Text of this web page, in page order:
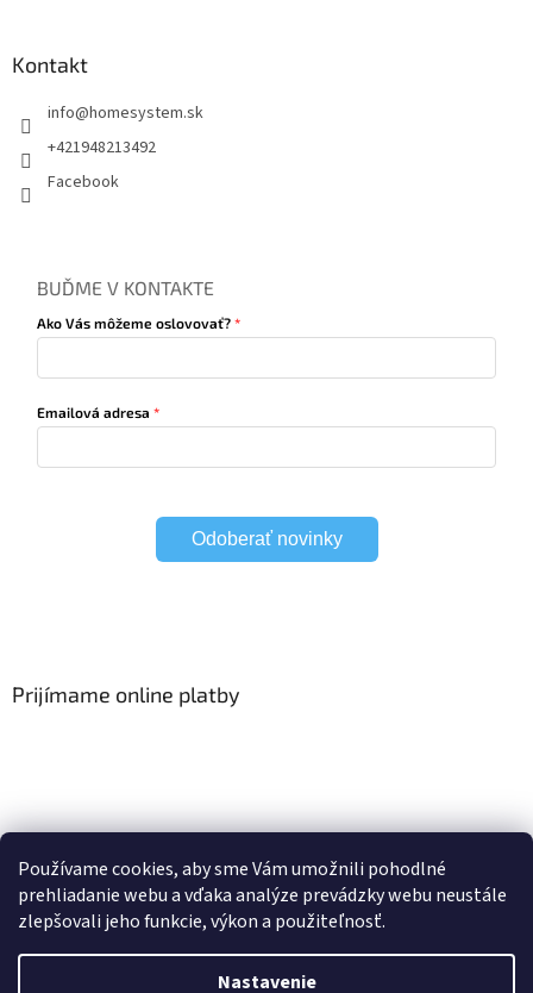
Používame cookies, aby sme Vám umožnili pohodlné
prehliadanie webu a vďaka analýze prevádzky webu neustále
zlepšovali jeho funkcie, výkon a použiteľnosť.
Nastavenie
Kontakt
info@homesystem.sk
+421948213492
Facebook
BUĎME V KONTAKTE
Ako Vás môžeme oslovovať?
Emailová adresa
Odoberať novinky
Prijímame online platby